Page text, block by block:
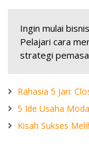
Ingin mulai
Pelajari cara
strategi
Rahasia 5 Jari:
5 Ide Usaha
Kisah Sukses